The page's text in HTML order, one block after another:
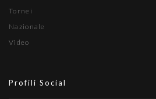
Tornei
Nazionale
Video
Profili Social